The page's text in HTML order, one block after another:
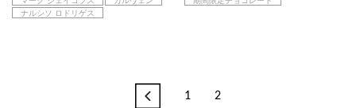
ナルシソ ロドリゲス
1 2